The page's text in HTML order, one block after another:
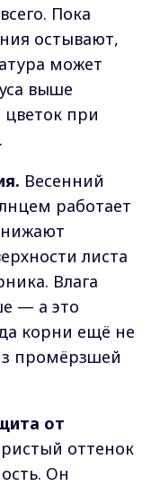
Пока
остывают,
может
выше
цветок при
Весенний
работает
листа
Влага
— а это
корни ещё не
промёрзшей
от
оттенок
Он